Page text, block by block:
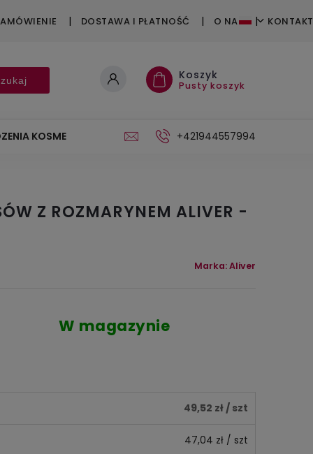
DOSTAWA I PŁATNOŚĆ O NAS
Koszyk
Pusty koszyk
KOSMETYCZNE BONY PODARUNKOWE
+421944557994
Z ROZMARYNEM ALIVER -
Marka:Aliver
W magazynie
49,52 zł / szt
47,04 zł / szt